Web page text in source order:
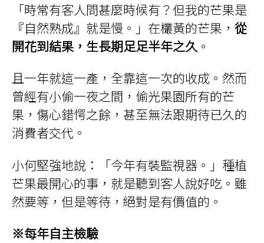
「時常有客人問甚麼時候有？但我的芒果是
『自然熟成』就是慢。」在欉黃的芒果， 從
開花到結果，生長期足足半年之久 。
且一年就這一產，全靠這一次的收成。然而
曾經有小偷一夜之間，偷光果園所有的芒
果，傷心錯愕之餘，甚至無法跟期待已久的
消費者交代。
小何堅強地說：「今年有裝監視器。」種植
芒果最開心的事，就是聽到客人說好吃。雖
然要等，但是等待，絕對是有價值的。
※每年自主檢驗